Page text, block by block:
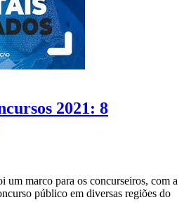
2021: 8
um marco para os concurseiros, com a
público em diversas regiões do